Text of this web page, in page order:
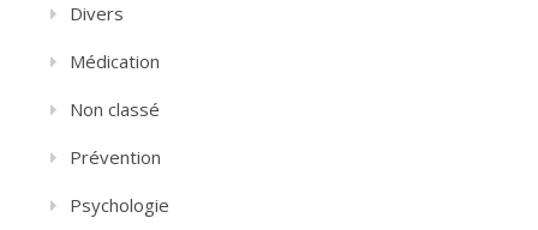
Divers
Médication
Non classé
Prévention
Psychologie